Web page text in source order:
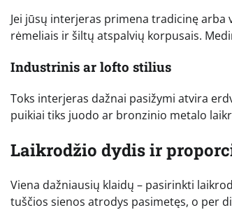
Jei jūsų interjeras primena tradicinę
rėmeliais ir šiltų atspalvių korpusais.
Industrinis ar lofto stilius
Toks interjeras dažnai pasižymi atvira
puikiai tiks juodo ar bronzinio metalo
Laikrodžio dydis ir
Viena dažniausių klaidų – pasirinkti
tuščios sienos atrodys pasimetęs, o per